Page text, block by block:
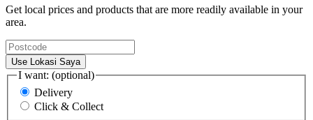
Get local prices and products that are more readily available in your
area.
Use Lokasi Saya
I want: (optional)
Delivery
Click & Collect